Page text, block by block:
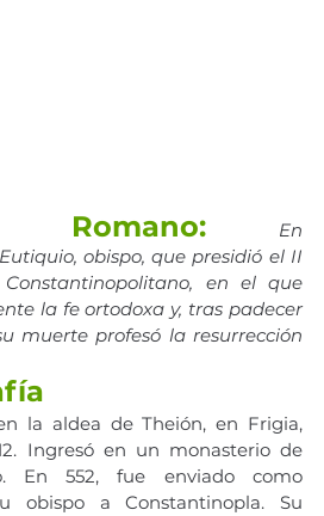
Romano:
En
obispo, que presidió el II
Constantinopolitano, en el que
la fe ortodoxa y, tras padecer
muerte profesó la resurrección
la aldea de Theión, en Frigia,
Ingresó en un monasterio de
En 552, fue enviado como
obispo a Constantinopla. Su